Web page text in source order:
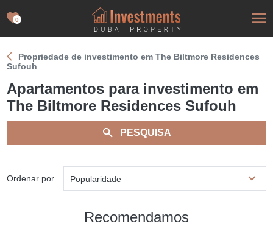
0
Propriedade de investimento em The Biltmore Residences
Sufouh
Apartamentos para investimento em
The Biltmore Residences Sufouh
PESQUISA
Ordenar por Popularidade
Recomendamos